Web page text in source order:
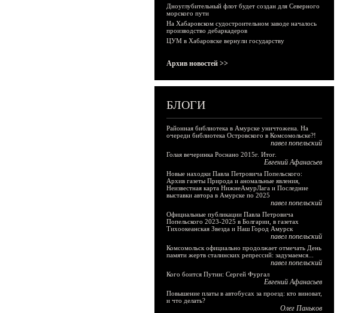
Дноуглубительный флот будет создан для Северного
морского пути
На Хабаровском судостроительном заводе началось
производство дебаркадеров
ЦУМ в Хабаровске вернули государству
Архив новостей >>
БЛОГИ
Районная библиотека в Амурске уничтожена. На
очереди библиотека Островского в Комсомольске?!
павел попельский
Голая вечеринка Роснано 2015г. Итог.
Евгений Афанасьев
Новые находки Павла Петровича Попельского:
Архив газеты Природа и аномальные явления,
Неизвестная карта НижнеАмурЛага и Последние
выставки автора в Амурске по 2025
павел попельский
Официальные публикации Павла Петровича
Попельского 2023-2025 в Болгарии, в газетах
Тихоокеанская Звезда и Наш Город Амурск
павел попельский
Комсомольск официально продолжает отмечать День
памяти жертв сталинских репрессий: задумаемся...
павел попельский
Кого боится Путин: Сергей Фургал
Евгений Афанасьев
Повышение платы в автобусах за проезд: кто виноват,
и что делать?
Олег Паньков